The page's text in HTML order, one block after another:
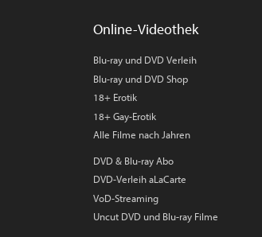
Online-Videothek
Blu-ray und DVD Verleih
Blu-ray und DVD Shop
18+ Erotik
18+ Gay-Erotik
Alle Filme nach Jahren
DVD & Blu-ray Abo
DVD-Verleih aLaCarte
VoD-Streaming
Uncut DVD und Blu-ray Filme